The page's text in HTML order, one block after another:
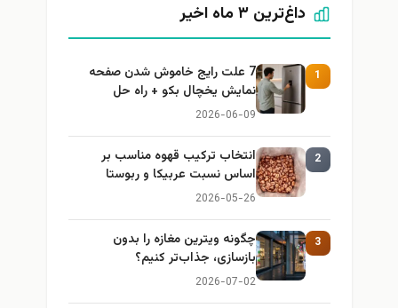
داغ‌ترین ۳ ماه اخیر
1
7 علت رایج خاموش شدن صفحه
نمایش یخچال بکو + راه حل
2026-06-09
2
انتخاب ترکیب قهوه مناسب بر
اساس نسبت عربیکا و ربوستا
2026-05-26
3
چگونه ویترین مغازه را بدون
بازسازی، جذاب‌تر کنیم؟
2026-07-02